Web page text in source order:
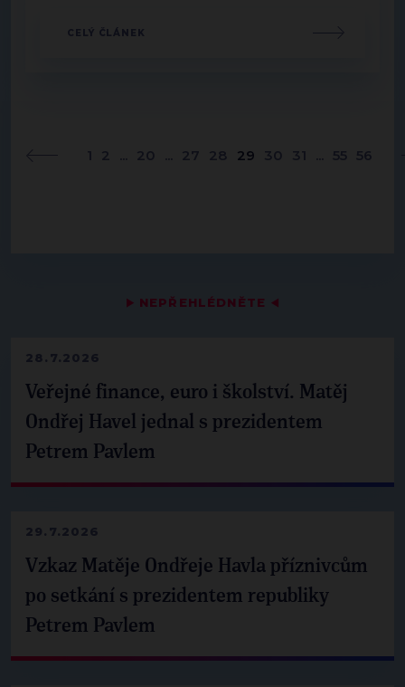
▶ NEPŘEHLÉDNĚTE ◀
28.7.2026
Veřejné finance, euro i školství. Matěj
Ondřej Havel jednal s prezidentem
Petrem Pavlem
29.7.2026
Vzkaz Matěje Ondřeje Havla příznivcům
po setkání s prezidentem republiky
Petrem Pavlem
CELÝ ČLÁNEK
1 2 20 27 28 29 30 31 55 56